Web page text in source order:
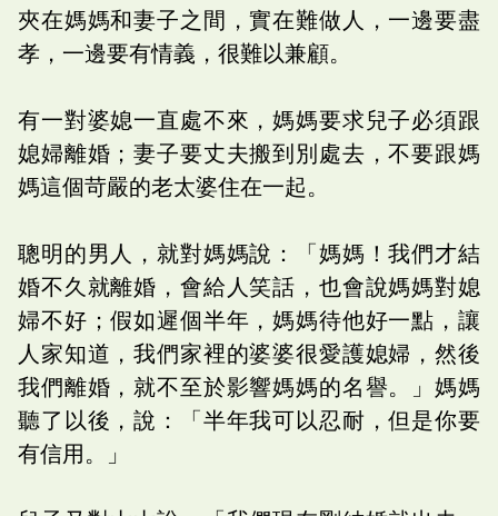
夾在媽媽和妻子之間，實在難做人，一邊要盡
孝，一邊要有情義，很難以兼顧。
有一對婆媳一直處不來，媽媽要求兒子必須跟
媳婦離婚；妻子要丈夫搬到別處去，不要跟媽
媽這個苛嚴的老太婆住在一起。
聰明的男人，就對媽媽說：「媽媽！我們才結
婚不久就離婚，會給人笑話，也會說媽媽對媳
婦不好；假如遲個半年，媽媽待他好一點，讓
人家知道，我們家裡的婆婆很愛護媳婦，然後
我們離婚，就不至於影響媽媽的名譽。」媽媽
聽了以後，說：「半年我可以忍耐，但是你要
有信用。」